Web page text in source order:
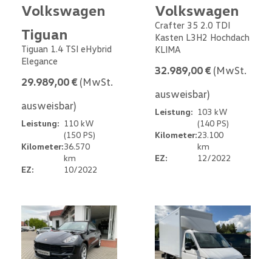
Volkswagen
Tiguan
Tiguan 1.4 TSI eHybrid
Elegance
29.989,00 € (MwSt.
ausweisbar)
Leistung: 110 kW
(150 PS)
Kilometer:36.570
km
EZ:
10/2022
Volkswagen
Crafter 35 2.0 TDI
Kasten L3H2 Hochdach
KLIMA
32.989,00 € (MwSt.
ausweisbar)
Leistung: 103 kW
(140 PS)
Kilometer:23.100
km
EZ:
12/2022